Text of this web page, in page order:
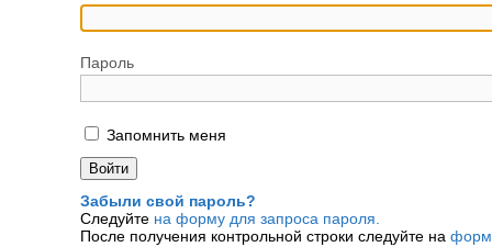
Пароль
Запомнить меня
Забыли свой пароль?
Следуйте на форму для запроса пароля.
После получения контрольной строки следуйте на